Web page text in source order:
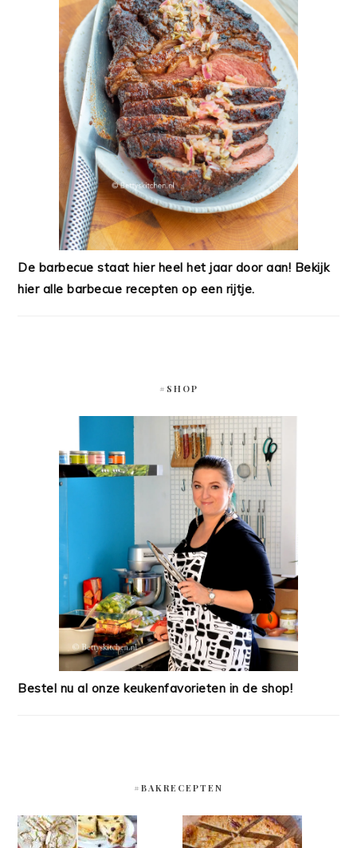
De barbecue staat hier heel het jaar door aan! Bekijk
hier alle barbecue recepten op een rijtje.
#SHOP
Bestel nu al onze keukenfavorieten in de shop!
#BAKRECEPTEN